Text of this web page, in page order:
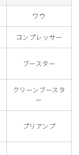
ワウ
コンプレッサー
ブースター
クリーンブースタ
ー
プリアンプ